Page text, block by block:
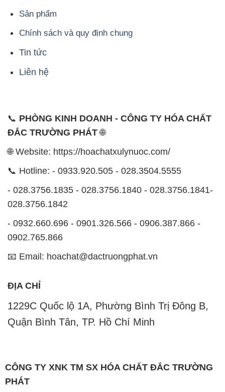
Sản phẩm
Chính sách và quy định chung
Tin tức
Liên hệ
📞 PHÒNG KINH DOANH - CÔNG TY HÓA CHẤT
ĐẮC TRƯỜNG PHÁT🌐
🌐 Website: https://hoachatxulynuoc.com/
📞 Hotline: - 0933.920.505 - 028.3504.5555
- 028.3756.1835 - 028.3756.1840 - 028.3756.1841-
028.3756.1842
- 0932.660.696 - 0901.326.566 - 0906.387.866 -
0902.765.866
📧 Email: hoachat@dactruongphat.vn
ĐỊA CHỈ
1229C Quốc lộ 1A, Phường Bình Trị Đông B,
Quận Bình Tân, TP. Hồ Chí Minh
CÔNG TY XNK TM SX HÓA CHẤT ĐẮC TRƯỜNG
PHÁT